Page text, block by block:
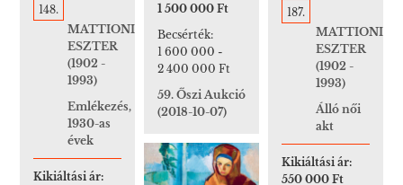
1 500 000 Ft
Becsérték:
1 600 000 -
2 400 000 Ft
59. Őszi Aukció
(2018-10-07)
187.
MATTIONI
ESZTER
(1902 -
1993)
Álló női
akt
Kikiáltási ár:
550 000 Ft
148.
MATTIONI
ESZTER
(1902 -
1993)
Emlékezés,
1930-as
évek
Kikiáltási ár: